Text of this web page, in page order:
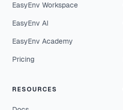
EasyEnv Workspace
EasyEnv AI
EasyEnv Academy
Pricing
RESOURCES